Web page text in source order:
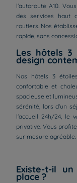
l'autoroute A10.
des services haut
routiers. Nos
rapide, sans
Les hôtels 3
design
Nos hôtels 3
confortable et
spacieuse et
sérénité, lors d'un
l'accueil 24h/24, le
privative. Vous
sur mesure agréable.
Existe-t-il
place ?